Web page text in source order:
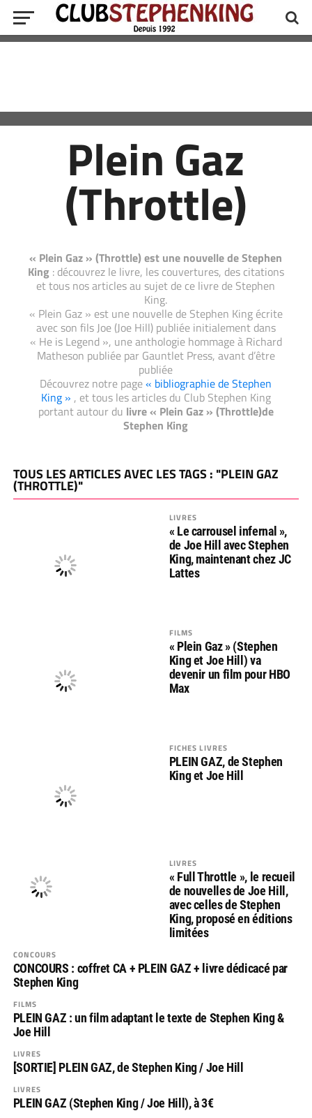
Plein Gaz
(Throttle)
« Plein Gaz » (Throttle) est une nouvelle de Stephen
King: découvrez le livre, les couvertures, des citations
et tous nos articles au sujet de ce livre de Stephen
King.
« Plein Gaz » est une nouvelle de Stephen King écrite
avec son fils Joe (Joe Hill) publiée initialement dans
« He is Legend », une anthologie hommage à Richard
Matheson publiée par Gauntlet Press, avant d’être
publiée
Découvrez notre page« bibliographie de Stephen
King » , et tous les articles du Club Stephen King
portant autour du livre « Plein Gaz » (Throttle)de
Stephen King
TOUS LES ARTICLES AVEC LES TAGS : "PLEIN GAZ
(THROTTLE)"
LIVRES
« Le carrousel infernal »,
de Joe Hill avec Stephen
King, maintenant chez JC
Lattes
FILMS
« Plein Gaz » (Stephen
King et Joe Hill) va
devenir un film pour HBO
Max
FICHES LIVRES
PLEIN GAZ, de Stephen
King et Joe Hill
LIVRES
« Full Throttle », le recueil
de nouvelles de Joe Hill,
avec celles de Stephen
King, proposé en éditions
limitées
CONCOURS
CONCOURS : coffret CA + PLEIN GAZ + livre dédicacé par
Stephen King
FILMS
PLEIN GAZ : un film adaptant le texte de Stephen King &
Joe Hill
LIVRES
[SORTIE] PLEIN GAZ, de Stephen King / Joe Hill
LIVRES
PLEIN GAZ (Stephen King / Joe Hill), à 3€